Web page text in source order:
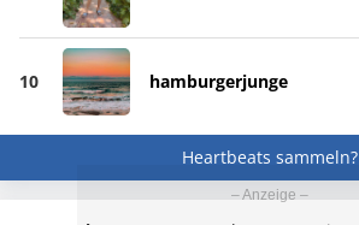
10 hamburgerjunge
Heartbeats sammeln?